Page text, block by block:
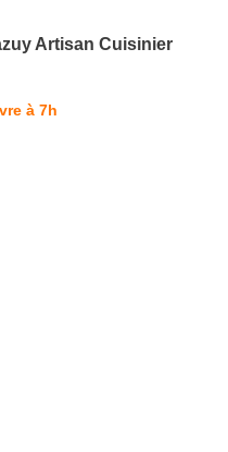
Artisan Cuisinier
à 7h